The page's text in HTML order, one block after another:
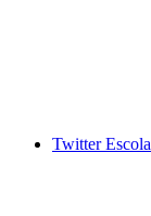
Twitter Escola